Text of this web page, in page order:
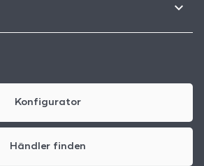
Konfigurator
Händler finden